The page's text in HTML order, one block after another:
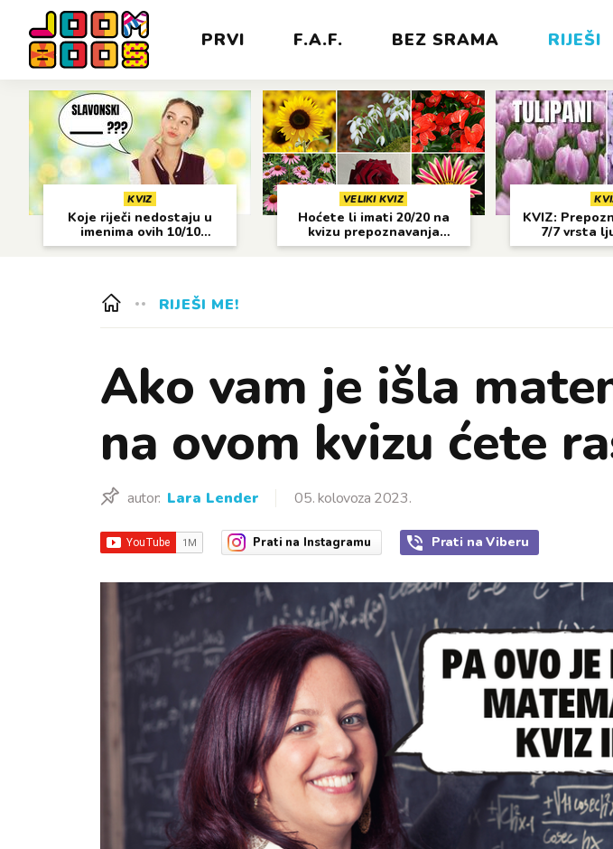
PRVI F.A.F. BEZ SRAMA RIJEŠI
KVIZ
Koje riječi nedostaju u
imenima ovih 10/10
gradova?
VELIKI KVIZ
Hoćete li imati 20/20 na
kvizu prepoznavanja
cvijeća?
KVIZ:
7/7 vrsta
RIJEŠI ME!
Ako vam je išla
na ovom kvizu ćete
autor: Lara Lender 05. kolovoza 2023.
Prati na Instagramu Prati na Viberu